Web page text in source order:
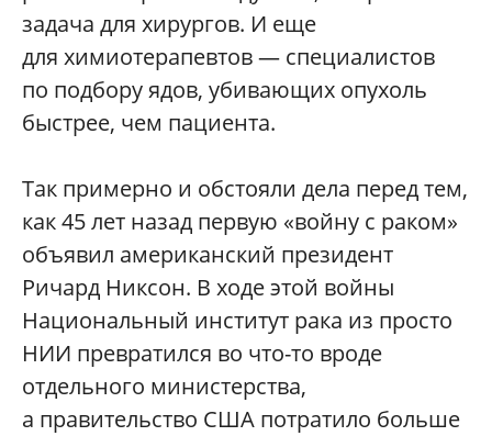
задача для хирургов. И еще
для химиотерапевтов — специалистов
по подбору ядов, убивающих опухоль
быстрее, чем пациента.
Так примерно и обстояли дела перед тем,
как 45 лет назад первую «войну с раком»
объявил американский президент
Ричард Никсон. В ходе этой войны
Национальный институт рака из просто
НИИ превратился во что-то вроде
отдельного министерства,
а правительство США потратило больше